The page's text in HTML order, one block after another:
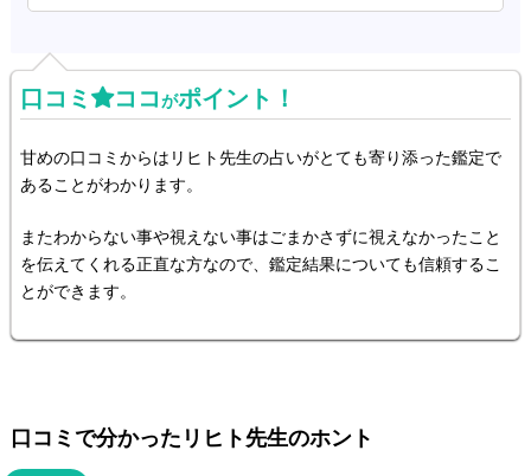
口コミ ココがポイント！
甘めの口コミからはリヒト先生の占いがとても寄り添った鑑定で
あることがわかります。
またわからない事や視えない事はごまかさずに視えなかったこと
を伝えてくれる正直な方なので、鑑定結果についても信頼するこ
とができます。
口コミで分かったリヒト先生のホント